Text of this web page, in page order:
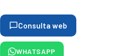
Consulta web
WHATSAPP